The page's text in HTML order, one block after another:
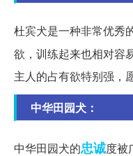
杜宾犬是一种非常优秀
欲，训练起来也相对容
主人的占有欲特别强，
中华田园犬：
中华田园犬的忠诚度被